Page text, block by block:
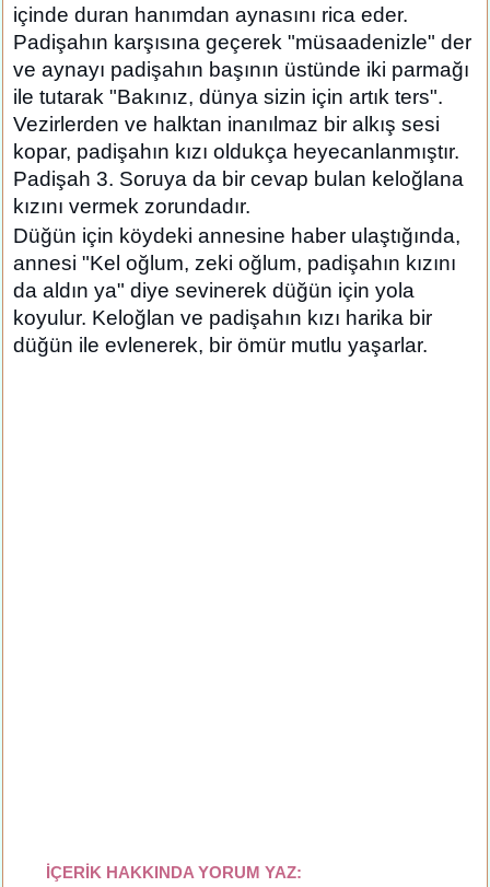
içinde duran hanımdan aynasını rica eder.
Padişahın karşısına geçerek "müsaadenizle" der
ve aynayı padişahın başının üstünde iki parmağı
ile tutarak "Bakınız, dünya sizin için artık ters".
Vezirlerden ve halktan inanılmaz bir alkış sesi
kopar, padişahın kızı oldukça heyecanlanmıştır.
Padişah 3. Soruya da bir cevap bulan keloğlana
kızını vermek zorundadır.
Düğün için köydeki annesine haber ulaştığında,
annesi "Kel oğlum, zeki oğlum, padişahın kızını
da aldın ya" diye sevinerek düğün için yola
koyulur. Keloğlan ve padişahın kızı harika bir
düğün ile evlenerek, bir ömür mutlu yaşarlar.
İÇERİK HAKKINDA YORUM YAZ: